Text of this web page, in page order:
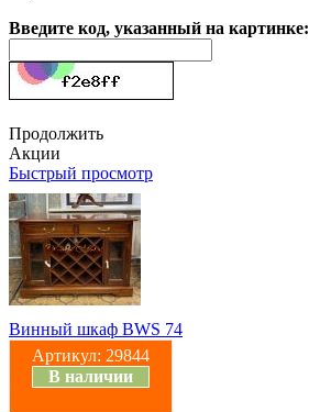
Введите код, указанный на картинке:
Продолжить
Акции
Быстрый просмотр
Винный шкаф BWS 74
Артикул: 29844
В наличии